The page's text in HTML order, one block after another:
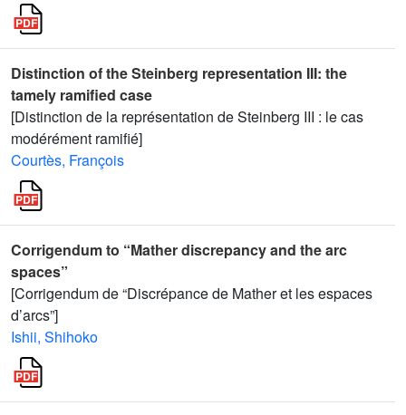
Distinction of the Steinberg representation III: the
tamely ramified case
[Distinction de la représentation de Steinberg III : le cas
modérément ramifié]
Courtès, François
Corrigendum to “Mather discrepancy and the arc
spaces”
[Corrigendum de “Discrépance de Mather et les espaces
d’arcs”]
Ishii, Shihoko